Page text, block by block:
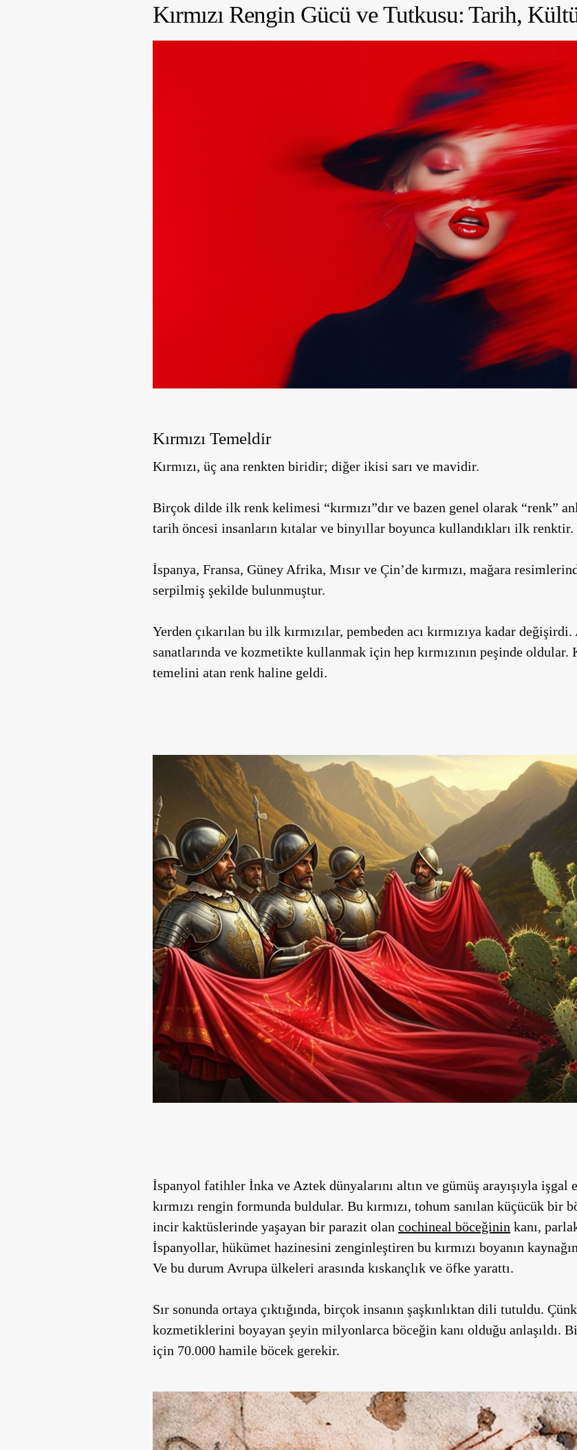
Kırmızı Rengin Gücü ve Tutkusu: Tarih,
Kırmızı Temeldir
Kırmızı, üç ana renkten biridir; diğer ikisi sarı ve mavidir.
Birçok dilde ilk renk kelimesi “kırmızı”dır ve bazen genel olarak “renk”
tarih öncesi insanların kıtalar ve binyıllar boyunca kullandıkları ilk renktir.
İspanya, Fransa, Güney Afrika, Mısır ve Çin’de kırmızı, mağara
serpilmiş şekilde bulunmuştur.
Yerden çıkarılan bu ilk kırmızılar, pembeden acı kırmızıya kadar
sanatlarında ve kozmetikte kullanmak için hep kırmızının peşinde oldular.
temelini atan renk haline geldi.
İspanyol fatihler İnka ve Aztek dünyalarını altın ve gümüş arayışıyla
kırmızı rengin formunda buldular. Bu kırmızı, tohum sanılan küçücük
incir kaktüslerinde yaşayan bir parazit olan cochineal böceğinin kanı,
İspanyollar, hükümet hazinesini zenginleştiren bu kırmızı boyanın
Ve bu durum Avrupa ülkeleri arasında kıskançlık ve öfke yarattı.
Sır sonunda ortaya çıktığında, birçok insanın şaşkınlıktan dili tutuldu.
kozmetiklerini boyayan şeyin milyonlarca böceğin kanı olduğu anlaşıldı.
için 70.000 hamile böcek gerekir.